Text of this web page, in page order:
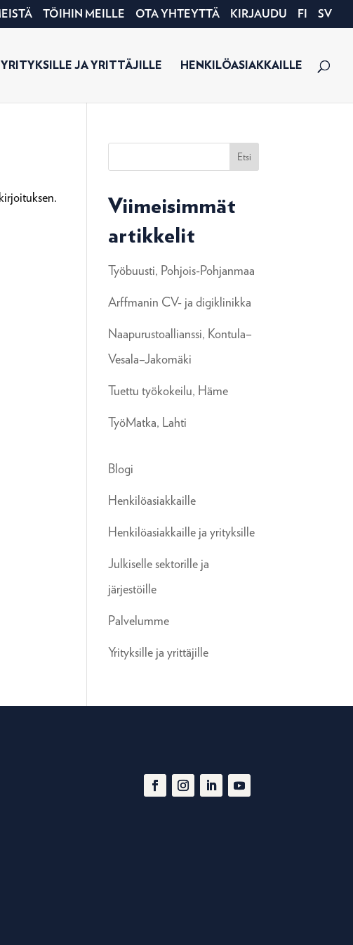
TÖIHIN MEILLE OTA YHTEYTTÄ KIRJAUDU FI SV
YRITYKSILLE JA YRITTÄJILLE HENKILÖASIAKKAILLE
Etsi
Viimeisimmät
artikkelit
Työbuusti, Pohjois-Pohjanmaa
Arffmanin CV- ja digiklinikka
Naapurustoallianssi, Kontula–
Vesala–Jakomäki
Tuettu työkokeilu, Häme
TyöMatka, Lahti
Blogi
Henkilöasiakkaille
Henkilöasiakkaille ja yrityksille
Julkiselle sektorille ja
järjestöille
Palvelumme
Yrityksille ja yrittäjille